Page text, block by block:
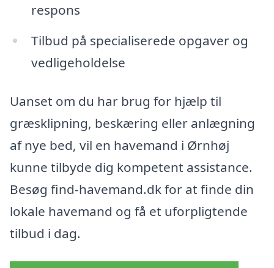
respons
Tilbud på specialiserede opgaver og
vedligeholdelse
Uanset om du har brug for hjælp til
græsklipning, beskæring eller anlægning
af nye bed, vil en havemand i Ørnhøj
kunne tilbyde dig kompetent assistance.
Besøg find-havemand.dk for at finde din
lokale havemand og få et uforpligtende
tilbud i dag.